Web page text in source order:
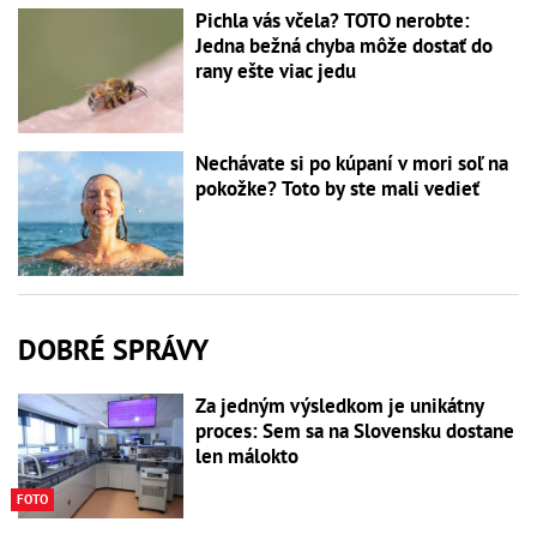
Pichla vás včela? TOTO nerobte:
Jedna bežná chyba môže dostať do
rany ešte viac jedu
Nechávate si po kúpaní v mori soľ na
pokožke? Toto by ste mali vedieť
DOBRÉ SPRÁVY
FOTO
Za jedným výsledkom je unikátny
proces: Sem sa na Slovensku dostane
len málokto